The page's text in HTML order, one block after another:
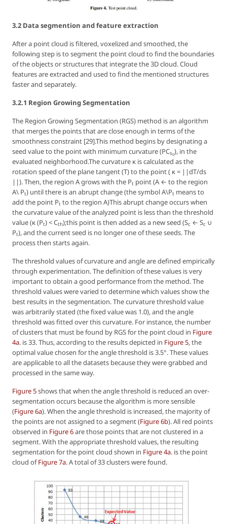
3.2 Data segmention and feature extraction
After a point cloud is filtered, voxelized and smoothed, the
following step is to segment the point cloud to find the boundaries
of the objects or structures that integrate the 3D cloud. Cloud
features are extracted and used to find the mentioned structures
faster and separately.
3.2.1 Region Growing Segmentation
The Region Growing Segmentation (RGS) method is an algorithm
that merges the points that are close enough in terms of the
smoothness constraint [29].This method begins by designating a
seed value to the point with minimum curvature (PCs0), in the
evaluated neighborhood.The curvature κ is calculated as the
rotation speed of the plane tangent (T) to the point ( κ = ||dT/ds
||). Then, the region Agrows with the Pt point (A ← to the region
A\ Pt) until there is an abrupt change (the symbol A\Pt means to
add the point Pt to the region A)This abrupt change occurs when
the curvature value of the analyzed point is less than the threshold
value (κ (Pt) <Cth);this point is then added as a new seed (Sc ← Sc ∪
Pt), and the current seed is no longer one of these seeds. The
process then starts again.
The threshold values of curvature and angle are defined empirically
through experimentation. The definition of these values is very
important to obtain a good performance from the method. The
threshold values were varied to determine which values show the
best results in the segmentation. The curvature threshold value
was arbitrarily stated (the fixed value was 1.0), and the angle
threshold was fitted over this curvature. For instance, the number
of clusters that must be found by RGS for the point cloud in Figure
4a. is 33. Thus, according to the results depicted in Figure 5, the
optimal value chosen for the angle threshold is 3.5°. These values
are applicable to all the datasets because they were grabbed and
processed in the same way.
Figure 5shows that when the angle threshold is reduced an over-
segmentation occurs because the algorithm is more sensible
(Figure 6a). When the angle threshold is increased, the majority of
the points are not assigned to a segment (Figure 6b). All red points
observed in Figure 6are those points that are not clustered in a
segment. With the appropriate threshold values, the resulting
segmentation for the point cloud shown in Figure 4a. is the point
cloud ofFigure 7a. A total of 33 clusters were found.